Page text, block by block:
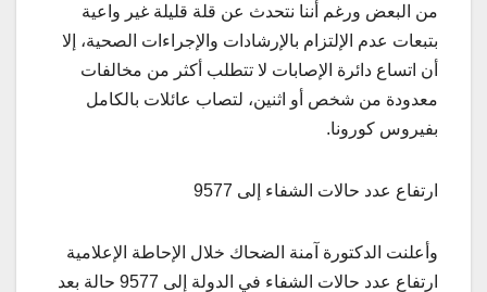
من البعض ورغم أننا نتحدث عن قلة قليلة غير واعية
بتبعات عدم الإلتزام بالإرشادات والإجراءات الصحية، إلا
أن اتساع دائرة الإصابات لا تتطلب أكثر من مخالفات
معدودة من شخص أو اثنين، لتصاب عائلات بالكامل
بفيروس كورونا.
ارتفاع عدد حالات الشفاء إلى 9577
وأعلنت الدكتورة آمنة الضحاك خلال الإحاطة الإعلامية
ارتفاع عدد حالات الشفاء في الدولة إلى 9577 حالة بعد